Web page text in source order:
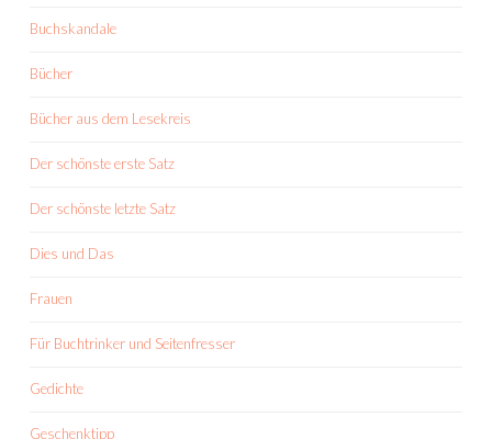
Buchskandale
Bücher
Bücher aus dem Lesekreis
Der schönste erste Satz
Der schönste letzte Satz
Dies und Das
Frauen
Für Buchtrinker und Seitenfresser
Gedichte
Geschenktipp